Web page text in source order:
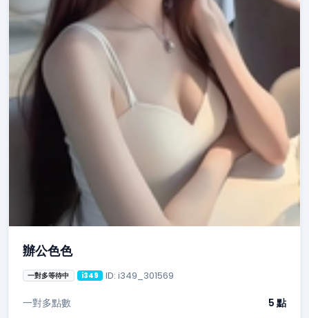
辦公色色
一對多等待中 i349 ID: i349_301569
一對多點數
5 點